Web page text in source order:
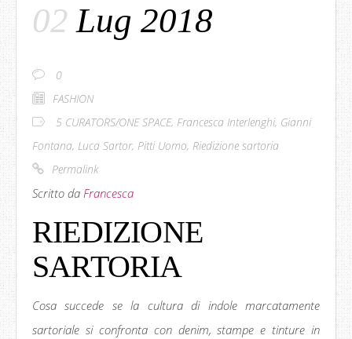
02 Lug 2018
0
FASHION
5 CURATORS/ONE SPACE, Francesca Interlenghi, Gianni
Fontana, Luca Sartor, Pitti Uomo, Riedizione sartoria
Permalink
Scritto da Francesca
RIEDIZIONE
SARTORIA
Cosa succede se la cultura di indole marcatamente
sartoriale si confronta con denim, stampe e tinture in